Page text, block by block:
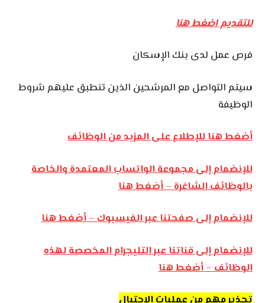
للتقديم اضغط هنا
فرص عمل لدى بنك الإسكان
سيتم التواصل مع المرشحين الذين تنطبق عليهم شروط
الوظيفة
أضغط هنا للإطلاع على المزيد من الوظائف
للإنضمام إلى مجموعة الواتساب المعتمدة والخاصة
بالوظائف الشاغرة – أضغط هنا
للإنضمام إلى صفحتنا عبر الفيسبوك – أضغط هنا
للإنضمام إلى قناتنا عبر التليجرام المخصصة لهذه
الوظائف – أضغط هنا